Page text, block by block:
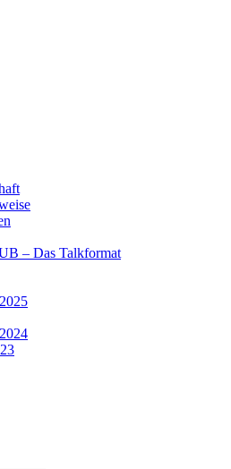
– Das Talkformat